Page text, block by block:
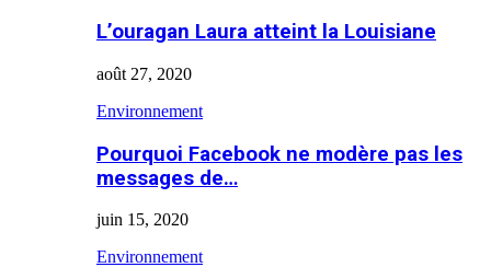
L’ouragan Laura atteint la Louisiane
août 27, 2020
Environnement
Pourquoi Facebook ne modère pas les
messages de…
juin 15, 2020
Environnement